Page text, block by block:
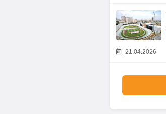
21.04.2026